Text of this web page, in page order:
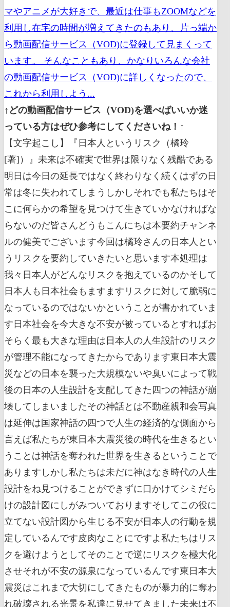
マやアニメが大好きで、最近は仕事もZOOMなどを
利用し在宅の時間が増えてきたのもあり、片っ端か
ら動画配信サービス（VOD)に登録して見まくって
います。 そんなこともあり、かなりいろんな会社
の動画配信サービス（VOD)に詳しくなったので、
これから利用しよう...
↑どの動画配信サービス（VOD)を選べばいいか迷
っている方はぜひ参考にしてくださいね！↑
【文字起こし】『日本人というリスク（橘玲[著]）』未来は不確実で世界は限りなく残酷である明日は今日の延長ではなく終わりなく続くはずの日常は冬に失われてしまうしかしそれでも私たちはそこに何らかの希望を見つけて生きていかなければならないのだ皆さんどうもこんにちは本要約チャンネルの健美でございます今回は橘玲さんの日本人というリスクを要約していきたいと思います本処理は我々日本人がどんなリスクを抱えているのかそして日本人も日本社会もますますリスクに対して脆弱になっているのではないかということが書かれています日本社会を今大きな不安が被っているとすればおそらく最も大きな理由は日本人の人生設計のリスクが管理不能になってきたからであります東日本大震災などの日本を襲った大規模ないや臭いによって戦後の日本の人生設計を支配してきた四つの神話が崩壊してしまいましたその神話とは不動産親和会写真は延伸は国家神話の四つで人生の経済的な側面から言えば私たちが東日本大震災後の時代を生きるということは神話を奪われた世界を生きるということでありますしかし私たちは未だに神はなき時代の人生設計をね見つけることができずに口かけてシミだらけの設計図にしがみついておりますそしてこの役に立てない設計図から生じる不安が日本人の行動を規定しているんです皮肉なことにですよ私たちはリスクを避けようとしてそのことで逆にリスクを極大化させそれが不安の源泉になっているんです東日本大震災はこれまで大切にしてきたものが暴力的に奪われ破壊される光景を私達に見せてきました未来は不確実で世界は限りなく残酷です明日は今日の延長ではなく終わりなく続くはずの日常は冬に失われてしまうしかしそれでも私たちはそこに何らかの希望を見つけて生きていかなければならないんですいやー今回はねなかなか深いテーマでございますしかし日本人としてどのようなリスクがあるのか今後どのような世界を私たちは生きることになるのか東日本大震災この世界を生き延びる人生設計にはどんなものがあるのかということを考えることはこれからの未来を生きていく上でねやめて重要なテーマになってきますそういった意味で本書は私たち日本人の人生に大きな影響を与える一冊となるでしょうではでは早速本書の内容に切り込んでいきましょうか本日のお品書きは次の通りです一元で日本人を支配して気体四つの神話の崩壊について2件で神話を奪われた世界での人生設計について解説していきます前はまず早速一幻の日本人を支配して気体四つの神話の崩壊から解説魚初めて行きましょうかさて筆者はまず1997年の金融危機福島第一原発の事故東日本大震災などによってかつてのね戦後の日本人の人生設計を支配してきた四つの神話が崩壊してしまったと指摘しているんですその神話とは不動産親和会写真は練習は国家神話の四つで人生の経済的な側面から言えば私たちが東日本大震災後の時代すなわちポスト3.11を生きるということは神話を奪われた世界を生きるということですではではかつて日本人の人生設計を支配していた不動産親和会写真は練習は国家神話とは一体何なのでしょうかそれを理解するところから始めましょう順番にサクサクと解説していきますまずは一つ目の不動産神話について解説しましょうさてね不動産神話とは簡単に言うならばって強持ち家は賃貸より徳田そういったものでございますマイホームを購入するということは不動産投資と実は何ら変わりがありません筆者はこれまで経済合理的に考えれば賃貸よりもマイホームが得とは言えないと繰り返し主張してきたそうですこれはものすごくシンプルな話なんですが殆ど理解されないそうですその一番の理由は賃貸ならもね家賃を払わなければいけないけどもう10だったらば家賃はいらないから得だそんな意見でございますいや果たしてねこれは本当なのでしょうか賃貸なら家賃を払わなければいけないが持ち家なら家賃はいらないならとくやんけという人はね所有するというリスクを理解していないんですね経済的には持ち家と賃貸の違いは不動産投資のリスクを引き受けるかどうかにあるんです持ち家の場合ならですよ不動産価格が上がれば確かにその利益は自分のもの その一方で地価が下がっちゃったり想定外の出来事で不動産が価値を失ってしまうとその損失を全て個人で背負うことになってしまうんですこうしたリスクは天変地異とか原発事故だけじゃなくてマンションの中にでヤクザの事務所ができちゃったりとかカルト教団の施設が近所に作られたりとかそういった私たちにはどうしようもない様々なトラブルが考えられるんですそれに対して賃貸は不動産投資のリスクを全ていやあの子に変化しているので地震による液状化で居住が不可能になっても契約を解除してさっさと別の場所に引っ越せばいいだけですこのより賃貸より持ち家が得とされているのは持ち家の方がリスクが高いからなんですよ市場が効率的であればリスクが高ければ高いほどそこから得るリターンが大きくなるというのは当然ですよね逆に言うなら高いリターンを期待するなら大きなリスクをとらなければいけいませんところが地下は永久に上がり続けるという不動産新羽が健在な時はこのリスクは水面下に沈んでいて誰も気づかなかったんです一般に個人はリスク耐性が低いですそして機関投資家はリスクへの許容度が大きいのでリスクの高い投資は機関投資家に任せて個人は保守的な資産運用を心がけた方が賢明なんですしかしなぜかんマイホームでは不動産会社と金融機関が組んで個人にリスクを押し付けて大きな収益を上げているんです例えば三陸海岸沿いは歴史的に巨大大地震や大津波に何度も襲われたハイリスクな場所ですこのような土地では住宅や商業施設農地や船舶を個人が保有していると一度の自然災害ですべての資産を失ってしまいますしかしリートのような機関投資家になら地震や津波で資産価値が大きく毀損したとしてもその損失は多数ウーの株主に分散されますから被災者が倒壊したマイホームの為に何十年もね住宅ローンを払い続けることに比べればその社会的な影響ははるかに警備でございます高度経済成長の時代ではマイホームは最も安全な資産運用だと信じられてきました誰がこの神話はバブル崩壊で大きく揺らぎ3.11の地震と原発事故で不動産を所有することのリスクが誰の目にも明らかになったんですマイホームというのはですよ銀行から金を借りて交流するわけですよねそれはレバレッジをかけたハイリスクな不動産投資に他なりませんではなぜそれがもっとも安全で有利と信じられてきたのでしょうかその理由は日本の地価の推移を見れば一目瞭然なんです日本の地下は80年代半ばまで年率115%で右肩上がりに上昇しており名目 GDP を常に上回ってアンデス年率15%というだけでも素晴らしいパフォーマンスですがこれに5倍のレバレッジをかければですよ資本金に対する運用利回りは何トンネル率に75%という音驚異的なものになりますところが80年代後半にちかは年率30%近い上昇を見せた後90年のバブル崩壊でつるべ落としのようにで下落してしまいました2005年には最高での1/4となって80年代初めの水準まで戻ってしまったんです日本の不動産新羽は1990年に終わっておりそれ以降マイホームを買った人はひたすら損をし続けてきたんですちかが右肩上がりで上昇している時は確かに不動産を買えば儲かりますからなぜマイホームなのかを説明する必要なんてありませんでしたところがバブル崩壊で不動産投資のリスクが顕在化したことでこれまでの論理が使えなくなったんですそこで投資リスクの全くこと持ち家と賃貸を単純に比較して家賃を払うぐらいなら家を買った方が得ですよと言うねまやかしのセールストークが登場してきたわけですそれでは二つ目の写真は会社神話について解説していきたいと思いますさて会社神話とは大きな会社に就職して定年まで勤め上げるというものでございます日本企業は大学や学部の偏差値によって新卒を採用しますから激しい受験競争が起こるようになりました偏差値教育はずっとね批判の対象にされてきましたが大金がかかっているわけだから少しでもいい大学を目指そうとするのは極めて合理的な行動ですよね同様に年功序列制度では新卒一括採用れなければ神乳のピラミッドを維持することができませんから大学生にとっては就活こそが人生を決める最大のイベントとなり大学で何を学んだかなどってあれも興味を持っ これが日本の大学が教育機能を喪失したわけなんですがこの行動も終身雇用制における人的資本の大きさを考えれば極めて合理的ですから新卒一括採用を辞めさせない限りあらゆる大学改革は全て無意味でございます戦後の高度経済成長期以降この国では人的資本の全てを会社に投資するということが人生設計における経済的な利益を最大化する最適戦略ってあったんです人的資本とは簡単にいうと働いてお金を稼ぐ力のことですかって私たちは自分の働いてお金を稼ぐ力を全て会社に投資することによって高い収入を得るという方法が賢いとね言われていたわけだですしかしバブル崩壊以降この成功の方程式は揺らぎ始めましたサラリーマンの人生設計は会社は絶対に潰れないという神話を前提にしているからであります本の大企業の多くは今でも終身雇用と年功序列を採用していますこれは日本の会社が従業員を長期で働かせた方が良いと思っていて同時に日本の労働者が同じ会社で定年まで働いた方が得だと考えているからでありますお互いの塩飽が一致しているなら日本の労働慣行は相互依存的でなかなか変わりませんよね高度成長の時代日本の会社は実務上の決定権を現場に任せることで従業員のやる気を促して高品質の製品を安定して生産できる優れたシステムを構築したんですメーカーは子会社や取引先を系列化し独自仕様の製品開発を競ったんですテレビや冷蔵庫のような可憐製品でもメーカーごとに細かな仕様が違っているので部品を共有することなどできませんでしたこうした排他的なシステムで大切なのは製造現場が培ってきた独自のノウハウや会社内の人間関係や権力構造についてのマニュアル化できない知識なんですサラリーマンならば誰もが知っていると思いますが現場を実質的に仕切っているスタッフを見分けることや役員にエリンギを出す前の部門間調整の手順などの企業特殊技能すなわち他の会社とバッキオいうできない独自の知識や技能が日本の会社ではとても重視されております人は誰でも自分に一番有利な風に行動しますから日本では経営者も従業員も独自仕様に最適な制度を作ろうとしてきたんです従業員はその会社でしか通用しない知識や技能を苦労して習得したんだから景気が悪いからといってね簡単にクビになったり給料をカットされるのは納得できません会社としても悪い評判が立つと優秀な人材が集まりませんから年齢に応じた昇給と終身雇用を約束して社員を安心させようとしますその見返りとしてアポを要求しますこれが人質で若い時の低賃金労働と多額の退職金のことです日本の会社では従業員は定年前できっちり働かないと正当な報酬を全額受け取れないシステムになっておりますサラリーマンが真面目なのは日本の気質じゃなくて仕事をサボって解雇された時に失うものがあまりにも大きいからなんですしかし誰もが気づいているように日本の労働環境に今大きな変化が生じていますよね一つはサラリーマンがの変化で各社が相次いで大規模なリストラに踏み切ったことで実数が減ったばかりかしんや下の凍結やボーナス削減社宅などの福利厚生の廃止サービス残業に代表される無給労働の状態から実質賃金が大きく低下してしまったんですもう一つの変化がベンチャー企業の台頭や外資系企業の進出です彼らがグローバルスタンダードの雇用慣行を持ち込んだことで専門的技能を一部のサラリーマンにこれまでなかった転職のチャンスが生まれたんです日本企業はそもそも中途採用を受け入れないし仮に入社できたとしても年功序列のキャリアラインから外れたところでゼロから再出発しなければいけませんそうなると何らかの理由で会社を離れることになったり有能な人物は自分の知識や機能を市場価格で評価してくれるベンチャーや外資系を選ぶ他ありませんこのようにして MBA を取得して外資系企業やベンチャー企業に就職した後コンサルタントやファンドマネージャーとして独立したり企業を目指したりするのが90年代以降のビジネスキャリアのサクセスストーリーになったんです一部のエリートサラリーマンは転職すればもっと高い給料をもらえるはずだと考えるようになったんですところで平均的なサラリーマンの生涯年収は3億円と言われておりますが社宅などの福利厚生や企業年金を加えると企業が支払う賃金 一人500円とも言われますしかしこれを聞いても俺はそんなに貰ってないぜと不思議に思う人がほとんどでしょうその理由はこれがトータルの収入だからなんですよ日本の所得税率は世界的に見ても低いと言われていますがその代わり年金や健康保険などの社会保険料が毎年のように引き上げられてこれが手取り収入を圧迫しているんですこれは日本の社会保険制度が破綻状態だからで国民年金や国民健康保険と後期高齢者医療保険の巨額の赤字を補うために給料から源泉徴収できるサラリーマンに負担を転嫁するしかないからです厚生年金や総合健保は保険料労使折半することになっているんですが会社が支払う保険料も実は人件費の一部ですからそれを含めて計算すると平均的なサラリーマンの総収入の25%が税社会保険料二期会ていくことになります生涯年収3億円で落ち7,000万円以上が日本国に招集されるんですからこれは人生最大の買い物と言われるマイホームを上回る金額の出費ですこれを差し引いた額が手取りの所得で退職金を除けば約40年間で200円弱年平均500万円になりますサラリーマンの人生というのは四十代までひたすら会社に貯金して50台から回収を始め満額の退職金をもらって全ての帳尻が合うようにできているんです20代や30代では低賃金長時間労働が当たり前ですから経済的な余裕なんて生まれるはずがありません10年20年先にならなければサラリーマン人生の本当の良さは分からないんですサラリーマンが競って住宅ローンを組んでマイホームを買ったのは若いうちにまとまった金融資本が作れない以上それ以外に効率的な資産運用の方法がなかったからです砂押サラリーマンとマイホームこそが戦後の日本人の人生設計における最強戦略でした定年までに住宅ローンを完済し退職金をほぼ無税で受け取りその後は年金で悠々自適の暮らしをする確かに計画通りならこれほど素晴らしい人生はありませんしかしこの戦略には一つ重大な問題があるんですサラリーマンとはすべての人的手法を一つの会社に投資することですからこれは卵をひとつの籠に盛るのと同じことなんです誰もがすぐに気づくようにこの投資が成功するにはそのカゴが壊れないということが絶対条件になりますところがこの10年で会社が倒産するのは珍しいことではなく大手企業でも頻繁にリストラが行われるようになりましたこうして突然サラリーマンでいることのリスクが顕在化してきたわけですでは次の三つめの神話神話について解説していきますさて返信はとは日本人なら円資産を保有するのが安全だよねというものでありますこの遠心はについては時間の都合上結論だけを言います日本に住んでいる以上好む好まざるに限らず私たちの市さわ縁に縛り付けられております不動産だけじゃなくて年金や生命保険なども加えれば円資産よりも外貨資産を多く持っている人はほとんどいないでしょうしかしそれでは円資産が価値を失うリスクに備えていることになりませんですので卵をひとつの籠に盛るなという信玄に従うならば円資産だけじゃなくてがいかにも資産を分散させておくべきなんですそれでは四つ目の神は国家神話について解説していきます国家神話とはね国家が破産することなんてありえねーだろというものでございます未来は誰も予測できませんが極めて稀な例外として確実に予想できることがありますそれが人口動態です日本のような先進国では年齢ごとの死亡率は統計的にほぼ正確に分かっていてそれは長期にわたって安定しています今の0歳時代平均寿命を迎える80数年後まで人口構成がどのように変化していくのかはあらかじめ決まったん未来なんですわたしたちに訪れる確実な未来は市人口総数の減少に高齢化の進展3少子化の進展の三つでございますそして人口動態の変化によって市場の縮小よりもっと確実に予測できる未来がありますそれが公的年金や医療介護保険などの社会保障の破綻なんですね年金制度というのはですよ政府が65歳以上の高齢者に毎年お金を支払うことを約束しているわけですから高齢者の人口が分かれば年金支給額の推移は簡単に計算できるんです日本の年金は現役世代 高齢者を支える方式なので現役世代の人数が減少すれば必然的に保険料収入も減っていくことは明らかでしょう経済成長率や年金資産の運用利回りなどいくつかの変数があるにしてもですよこのままでは日本の年金制度が破綻必須なのは明らかですそれに加えて年齢が上がるに従って医療費や介護保険の利用が増えていきます年齢ごとの平均的な支出も統計的に分かっているのでこれによって将来の医療介護保険の負担額も計算できるんです2020年には約800万人の団塊の世代が70歳を超えて本格的に医療や介護サービスを利用し始めるようになりこの高齢者爆発によってね有料介護保険制度の崩壊は避けられません戦後の日本人の人生設計は以上のように四つの神話の上に築かれていたんです不動産は上がり続ける会社は潰れない電話最も安全な資産だ国家が破綻することなどありえない不動産親和会写真は延伸は国家神話を前提としたポートフォリオは戦後の経済成長に最適化した人生設計でしたしかしここまで述べてきたいように言ったリスクが顕在化すればそれは個人の人生にとてつもない厄災をもたらすことになります0年代以降の日本が急速に閉塞感を強めていった理由の一つは多くの人がこの経済的なリスクに気づき始めたからでありますしかしそれでも神話なき時代の新しい人生設計を見つけ出すことができずに耐用年数の切れた古臭い設計図にしがみつくしかありませんでしたそのことがますますのリスクを高め社会を閉塞させて言ったんですリスクを回避し安定した人生を送るために私たちは偏差値の高い大学に入って大きな会社に就職することを目指して住宅ローンを組んでマイホームを買う株や外貨には手を出さずひたすら英語溜め込み老後の生活は国に頼ることを選んできたわけですしかし皮肉なことにこうしたリスクを避ける選択がすべて今ではリスクを極大化することになってしまいましたこの事態は97年の金融危機あるいは90年のバブル崩壊から始まっていたんですが多くの日本人は不都合な真実に顔を背け3.11によって初めて自らのリスクを目の前に突きつけられたんですそれでは情報量がめっちゃ多かったので一見の内容をまとめておきますかって戦後の日本人の人生設計をし愛してきた不動産親和会写真は延伸は国家神話という四つの神話は崩壊してしまったリスクを目の前に突きつけられ神話を奪われた世界を生きる私たちは神はなき時代の新しい人生設計を見つけ出すことができずに耐用年数の切れた古臭い設計釣りしがみつくしかなかったそれでは2件で神話を奪われた世界での人生設計について考えていきますさて1件で四つの神話が崩壊したということを説明しましたね2件では神話が崩壊した後の世界を私たちはどのように生きていけば良いのかということについて解説していきたいと思います最初に結論を言うと神話を奪われた世界での人生設計で極めて大事なのが次の二つでございます市伽藍からバザールへ人的資本のリスクを分散するに世界市場投資のすすめ金融手法を分散するそれでは簡単にひとつずつ説明していきましょうまずは一つ目の伽藍からバザールへ人的資本のリスクを分散するについてです日本とアメリカの労働者のかなり正確な比較調査が明らかにした重要な事実があるんですその調査の結論だけを申し上げると愛社精神も仕事への貢献度もアメリカ労働者の方がずっと高く日本のサラリーマンは昔から会社が大嫌いで日本人は会社を憎んでいるという事実でありますなぜサラリーマンは会社が嫌いなのでしょうかその理由を知るためにはがらんの世界を覗いてみなければいけませんがらんというのは人の集団が物理的心理的な空間に閉じ込められている状態で学校のような音外部から遮断された世界のことですそれに対してバザールとは開かれた空間で店を出すのも畳むのも自由ですが卵とバザールでは評判を巡って全く異なるゲームが行われているんですバザールは参加するのも出て行くのも本人の勝手ですから相手に悪い評判を押し付けようとしても何の効果もありません悪評ばかりの業者はさっさと廃業して別の場所や別の名前で商売を再開すればいいだけだからですその一方でバザールでは悪評と同様に一旦退出すると良い評判もゼロにリセットされてしまいます良い評判というのは 嵐さんですからそれをたくさん持っている業者は同じ場所に留まってさらに良い評判を増やそうと考えるでしょう顧客は評判の良い業者から商品やサービスを購入しようとしますからこれが一番合理的な戦略なんです例えばネットオークションでは評価の高い人から僕たちは物を買いたいですよねネットオークションでは良い評判というのは資産なんですこのようにしてバザールで乗ってフォルトのゲームはできるだけ目立ってたくさんの良い評判を獲得することになりますこれがポジティブゲームでございますそれに対して閉鎖的な伽藍空間では押し付けられた悪評はずっとついて回るんですこのゲームの典型が学校のいじめで一旦悪評の標的にされると地獄のような日々が卒業まで続くことになりますからできるだけ目立たず匿名性の鎧を身にまとって悪評を避けることが生き延びる最適戦略になるんですこちらはネガティブゲームと呼ばれ明日先ほど日本人というのは会社を憎んでいると言いましたそれは日本の終身雇用制度に代表されるように会社というのが一度入ったら逃げ出すのが難しい伽藍の世界だからなんです閉鎖的な伽藍の世界では一度ついた悪い評判は二度と消えないんだから誰もが目立たずに出来るだけ失敗しないようにするというネガティブゲームを行っているんですしかしもはや会社神話は崩壊し私達の寿命は伸び会社の終身雇用制度も崩壊に向かいつつあるんだから一つの会社で下手な釣りに行っていくというネガティブゲームをしているだけでは生き残れないのは明らかですだから伽藍を捨ててバザールへと私たちは向かなければいけませんそれは人的資本のリスクを分散するということでもあります勤めている会社ひとつだけに人的資本を投資するんじゃなくて誰でも商売ができて一度ついた悪評はすぐにリセットできるバザールにも私たちは人的資本を投資しなければいけないんですバザールでは挑戦して失敗しても悪い評判はいくらでもリセットできるんだからチャレンジして失敗したとしても何の問題もありません出来るだけ多くの良い評価を集めるポジティブゲームが行われているバザールに僕たちは向かって行かなければいけないんですなぜなら閉鎖的なからんだらけの日本ではそこら中にネガティブゲームに就職した人がいますだから体と同じゲームでき放送するのは最悪の戦略になるんですねさらにサラリーマンのリスクは会社神話の崩壊により今後どんどん高まっていくのですから蛾卵の世界しか知らない人たちはポジティブゲームが全くできずに苦労することでしょうだとすれば対して競争相手のいないバザールで勝負した方がはるかに確率は高くなります結局会社神話が崩壊した今一つの会社でネガティブゲームをやっていてもその会社が潰れてしまえばどうしようもないんですしかし多くの人は会社神話が崩壊しているのに一つの会社でずっとネガティブゲームをやっていてポジティブゲームというものをやったことがないんですこれからはポジティブゲームをしてバザールの世界で生きていかなければ生き残れないんです世界の潮流はポジティブゲームへと動いているんですそして今の世界ではこのバザールで戦うポジティブ戦略